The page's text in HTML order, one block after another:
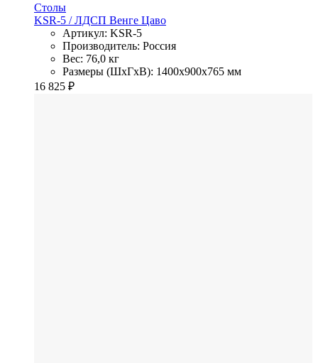
Столы
KSR-5 / ЛДСП Венге Цаво
Артикул: KSR-5
Производитель: Россия
Вес: 76,0 кг
Размеры (ШхГхВ): 1400x900x765 мм
16 825 ₽